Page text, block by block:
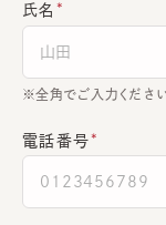
氏名
全角でご入力ください
電話番号